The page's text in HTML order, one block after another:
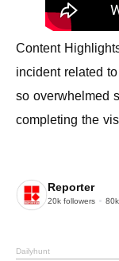
Content
incident related
so overwhelmed
completing the
Reporter
20k followers 80k
Dailyhunt